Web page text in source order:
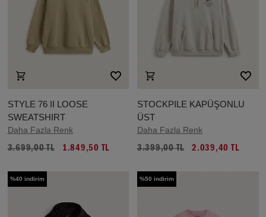
STYLE 76 II LOOSE
SWEATSHIRT
Daha Fazla Renk
3.699,00 TL 1.849,50 TL
STOCKPILE KAPÜŞONLU
ÜST
Daha Fazla Renk
3.399,00 TL 2.039,40 TL
%40 indirim %50 indirim